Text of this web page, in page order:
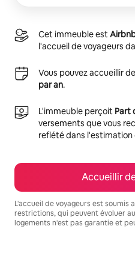
Cet immeuble est
l'accueil de voyageurs
Vous pouvez accueillir
par an.
L'immeuble perçoit Part
versements que vous
reflété dans l'estimation
Accueillir
L'accueil de voyageurs est
restrictions, qui peuvent évoluer
logements n'est pas garantie et